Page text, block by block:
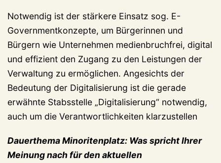
Notwendig ist der stärkere Einsatz sog. E-
Governmentkonzepte, um Bürgerinnen und
Bürgern wie Unternehmen medienbruchfrei, digital
und effizient den Zugang zu den Leistungen der
Verwaltung zu ermöglichen. Angesichts der
Bedeutung der Digitalisierung ist die gerade
erwähnte Stabsstelle „Digitalisierung“ notwendig,
auch um die Verantwortlichkeiten klarzustellen
Dauerthema Minoritenplatz: Was spricht Ihrer
Meinung nach für den aktuellen